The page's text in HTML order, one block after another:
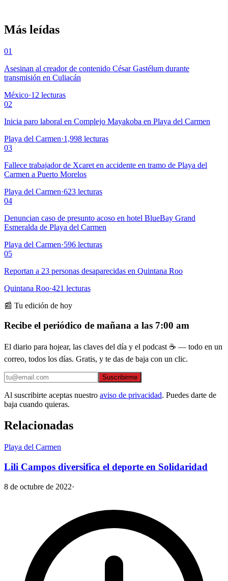
Más leídas
01
Asesinan al creador de contenido César Gastélum durante
transmisión en Culiacán
México·12 lecturas
02
Inicia paro laboral en Complejo Mayakoba en Playa del Carmen
Playa del Carmen·1,998 lecturas
03
Fallece trabajador de Xcaret en accidente en tramo de Playa del
Carmen a Puerto Morelos
Playa del Carmen·623 lecturas
04
Denuncian caso de presunto acoso en hotel BlueBay Grand
Esmeralda de Playa del Carmen
Playa del Carmen·596 lecturas
05
Reportan a 23 personas desaparecidas en Quintana Roo
Quintana Roo·421 lecturas
📰 Tu edición de hoy
Recibe el periódico de mañana a las 7:00 am
El diario para hojear, las claves del día y el podcast ☕ — todo en un
correo, todos los días. Gratis, y te das de baja con un clic.
Suscribirme
Al suscribirte aceptas nuestro aviso de privacidad. Puedes darte de
baja cuando quieras.
Relacionadas
Playa del Carmen
Lili Campos diversifica el deporte en Solidaridad
8 de octubre de 2022·